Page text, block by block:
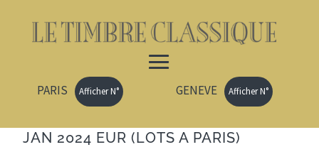
PARIS Afficher N° GENEVE Afficher N°
JAN 2024 EUR (LOTS A PARIS)